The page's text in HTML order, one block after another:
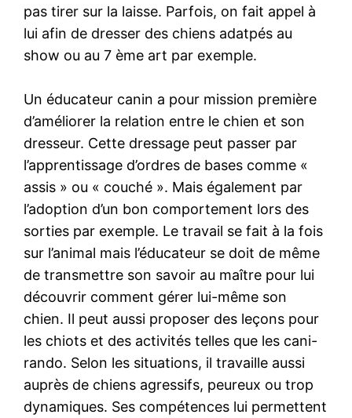
pas tirer sur la laisse. Parfois, on fait appel à
lui afin de dresser des chiens adatpés au
show ou au 7 ème art par exemple.
Un éducateur canin a pour mission première
d’améliorer la relation entre le chien et son
dresseur. Cette dressage peut passer par
l’apprentissage d’ordres de bases comme «
assis » ou « couché ». Mais également par
l’adoption d’un bon comportement lors des
sorties par exemple. Le travail se fait à la fois
sur l’animal mais l’éducateur se doit de même
de transmettre son savoir au maître pour lui
découvrir comment gérer lui-même son
chien. Il peut aussi proposer des leçons pour
les chiots et des activités telles que les cani-
rando. Selon les situations, il travaille aussi
auprès de chiens agressifs, peureux ou trop
dynamiques. Ses compétences lui permettent